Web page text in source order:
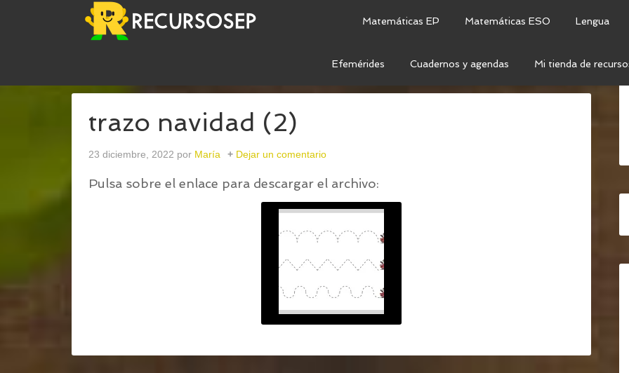
Matemáticas EP Matemáticas ESO Lengua
Efemérides Cuadernos y agendas Mi tienda de
TRAZO NAVIDAD (2)
trazo navidad (2)
23 diciembre, 2022 por María Dejar un comentario
Pulsa sobre el enlace para descargar el archivo: